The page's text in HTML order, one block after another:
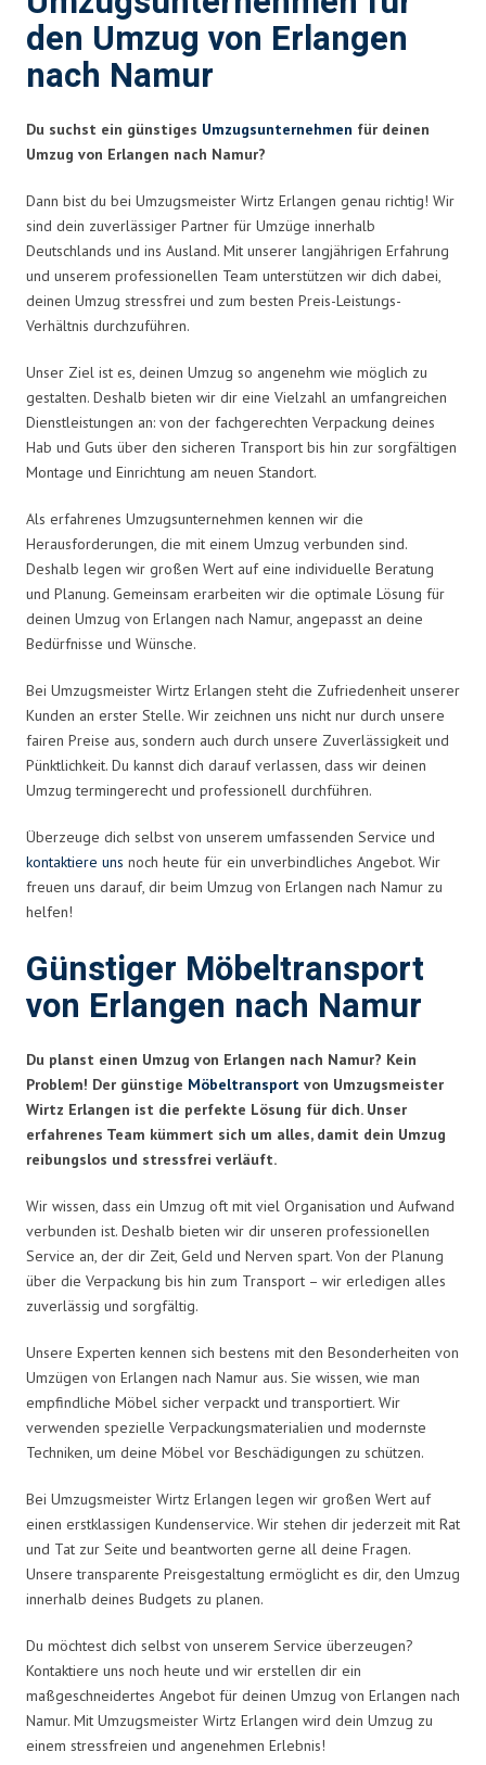
den Umzug von Erlangen
nach Namur
Du suchst ein günstiges Umzugsunternehmen für deinen
Umzug von Erlangen nach Namur?
Dann bist du bei Umzugsmeister Wirtz Erlangen genau richtig! Wir
sind dein zuverlässiger Partner für Umzüge innerhalb
Deutschlands und ins Ausland. Mit unserer langjährigen Erfahrung
und unserem professionellen Team unterstützen wir dich dabei,
deinen Umzug stressfrei und zum besten Preis-Leistungs-
Verhältnis durchzuführen.
Unser Ziel ist es, deinen Umzug so angenehm wie möglich zu
gestalten. Deshalb bieten wir dir eine Vielzahl an umfangreichen
Dienstleistungen an: von der fachgerechten Verpackung deines
Hab und Guts über den sicheren Transport bis hin zur sorgfältigen
Montage und Einrichtung am neuen Standort.
Als erfahrenes Umzugsunternehmen kennen wir die
Herausforderungen, die mit einem Umzug verbunden sind.
Deshalb legen wir großen Wert auf eine individuelle Beratung
und Planung. Gemeinsam erarbeiten wir die optimale Lösung für
deinen Umzug von Erlangen nach Namur, angepasst an deine
Bedürfnisse und Wünsche.
Bei Umzugsmeister Wirtz Erlangen steht die Zufriedenheit unserer
Kunden an erster Stelle. Wir zeichnen uns nicht nur durch unsere
fairen Preise aus, sondern auch durch unsere Zuverlässigkeit und
Pünktlichkeit. Du kannst dich darauf verlassen, dass wir deinen
Umzug termingerecht und professionell durchführen.
Überzeuge dich selbst von unserem umfassenden Service und
kontaktiere uns noch heute für ein unverbindliches Angebot. Wir
freuen uns darauf, dir beim Umzug von Erlangen nach Namur zu
helfen!
Günstiger Möbeltransport
von Erlangen nach Namur
Du planst einen Umzug von Erlangen nach Namur? Kein
Problem! Der günstige Möbeltransport von Umzugsmeister
Wirtz Erlangen ist die perfekte Lösung für dich. Unser
erfahrenes Team kümmert sich um alles, damit dein Umzug
reibungslos und stressfrei verläuft.
Wir wissen, dass ein Umzug oft mit viel Organisation und Aufwand
verbunden ist. Deshalb bieten wir dir unseren professionellen
Service an, der dir Zeit, Geld und Nerven spart. Von der Planung
über die Verpackung bis hin zum Transport – wir erledigen alles
zuverlässig und sorgfältig.
Unsere Experten kennen sich bestens mit den Besonderheiten von
Umzügen von Erlangen nach Namur aus. Sie wissen, wie man
empfindliche Möbel sicher verpackt und transportiert. Wir
verwenden spezielle Verpackungsmaterialien und modernste
Techniken, um deine Möbel vor Beschädigungen zu schützen.
Bei Umzugsmeister Wirtz Erlangen legen wir großen Wert auf
einen erstklassigen Kundenservice. Wir stehen dir jederzeit mit Rat
und Tat zur Seite und beantworten gerne all deine Fragen.
Unsere transparente Preisgestaltung ermöglicht es dir, den Umzug
innerhalb deines Budgets zu planen.
Du möchtest dich selbst von unserem Service überzeugen?
Kontaktiere uns noch heute und wir erstellen dir ein
maßgeschneidertes Angebot für deinen Umzug von Erlangen nach
Namur. Mit Umzugsmeister Wirtz Erlangen wird dein Umzug zu
einem stressfreien und angenehmen Erlebnis!